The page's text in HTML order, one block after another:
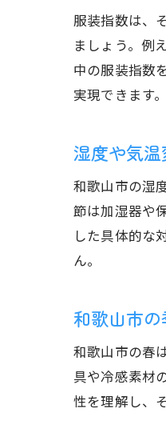
服装指数は、
ましょう。例
中の服装指数
実現できます。
湿度や気
和歌山市の湿
節は加湿器や
した具体的な
ん。
和歌山市
和歌山市の春
具や冷感素材
性を理解し、